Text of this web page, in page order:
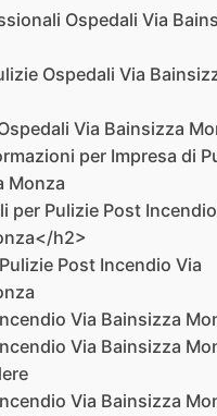
Ospedali Via
Ospedali Via
Via Bainsizza
per Impresa di
Monza
per Pulizie Post
h2>
Post Incendio Via
Via Bainsizza
Via Bainsizza
Via Bainsizza